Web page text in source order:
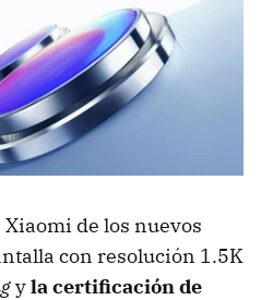
de los nuevos
con resolución 1.5K
yla certificación de